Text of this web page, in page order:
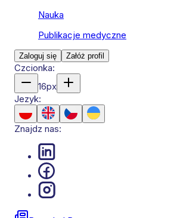
Nauka
Publikacje medyczne
Zaloguj się Załóż profil
Czcionka:
16px
Jezyk:
Znajdz nas: